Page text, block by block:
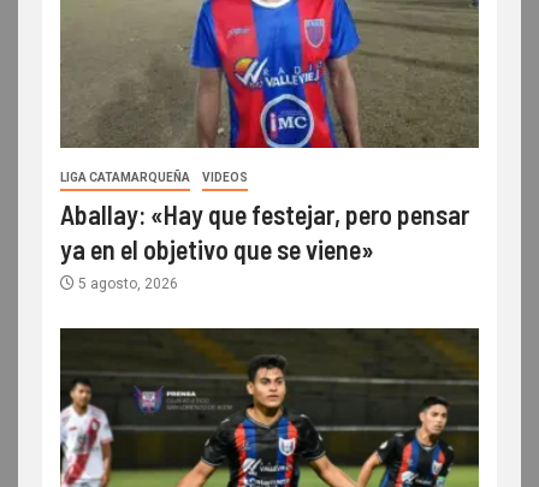
LIGA CATAMARQUEÑA VIDEOS
Aballay: «Hay que festejar, pero pensar
ya en el objetivo que se viene»
5 agosto, 2026